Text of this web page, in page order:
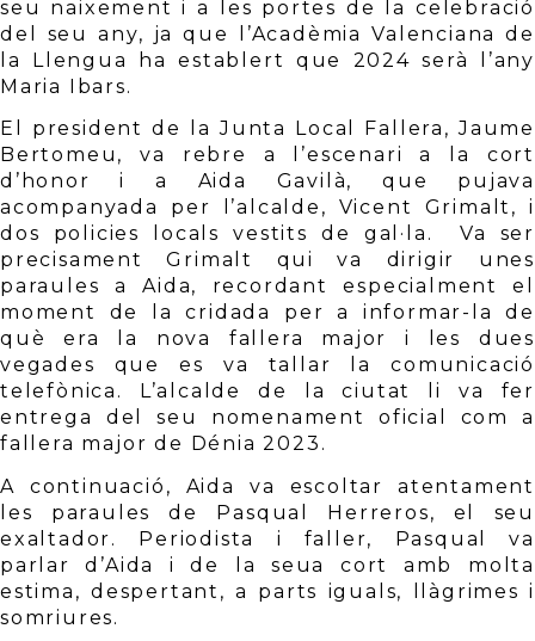
seu naixement i a les portes de la celebració
del seu any, ja que l’Acadèmia Valenciana de
la Llengua ha establert que 2024 serà l’any
Maria Ibars.
El president de la Junta Local Fallera, Jaume
Bertomeu, va rebre a l’escenari a la cort
d’honor i a Aida Gavilà, que pujava
acompanyada per l’alcalde, Vicent Grimalt, i
dos policies locals vestits de gal·la.  Va ser
precisament Grimalt qui va dirigir unes
paraules a Aida, recordant especialment el
moment de la cridada per a informar-la de
què era la nova fallera major i les dues
vegades que es va tallar la comunicació
telefònica. L’alcalde de la ciutat li va fer
entrega del seu nomenament oficial com a
fallera major de Dénia 2023.
A continuació, Aida va escoltar atentament
les paraules de Pasqual Herreros, el seu
exaltador. Periodista i faller, Pasqual va
parlar d’Aida i de la seua cort amb molta
estima, despertant, a parts iguals, llàgrimes i
somriures.